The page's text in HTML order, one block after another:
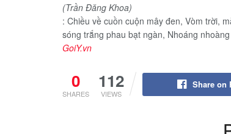
(Trần Đăng Khoa)
: Chiều về cuồn cuộn mây đen, Vòm trời,
sóng trắng phau bạt ngàn, Nhoáng
GoiY.vn
0
SHARES
112
VIEWS
Share on